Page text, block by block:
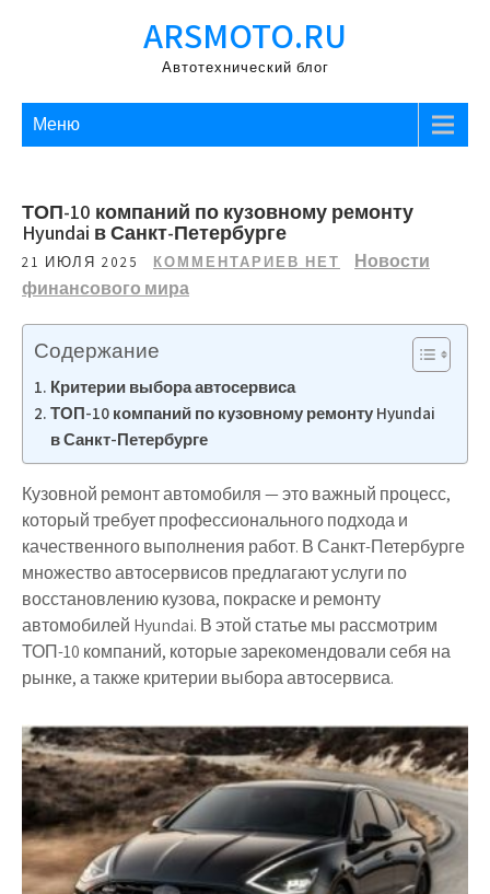
ARSMOTO.RU
Автотехнический блог
Меню
ТОП-10 компаний по кузовному ремонту
Hyundai в Санкт-Петербурге
21 ИЮЛЯ 2025 КОММЕНТАРИЕВ НЕТ
Новости
финансового мира
Содержание
Критерии выбора автосервиса
ТОП-10 компаний по кузовному ремонту Hyundai
в Санкт-Петербурге
Кузовной ремонт автомобиля — это важный процесс,
который требует профессионального подхода и
качественного выполнения работ. В Санкт-Петербурге
множество автосервисов предлагают услуги по
восстановлению кузова, покраске и ремонту
автомобилей Hyundai. В этой статье мы рассмотрим
ТОП-10 компаний, которые зарекомендовали себя на
рынке, а также критерии выбора автосервиса.